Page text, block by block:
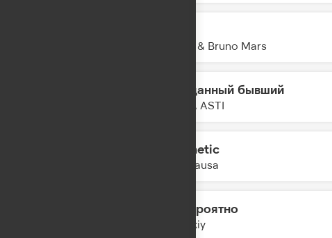
ROSE & Bruno Mars
Преданный бывший
ANNA ASTI
Magnetic
The Bausa
Невероятно
Zvonkiy